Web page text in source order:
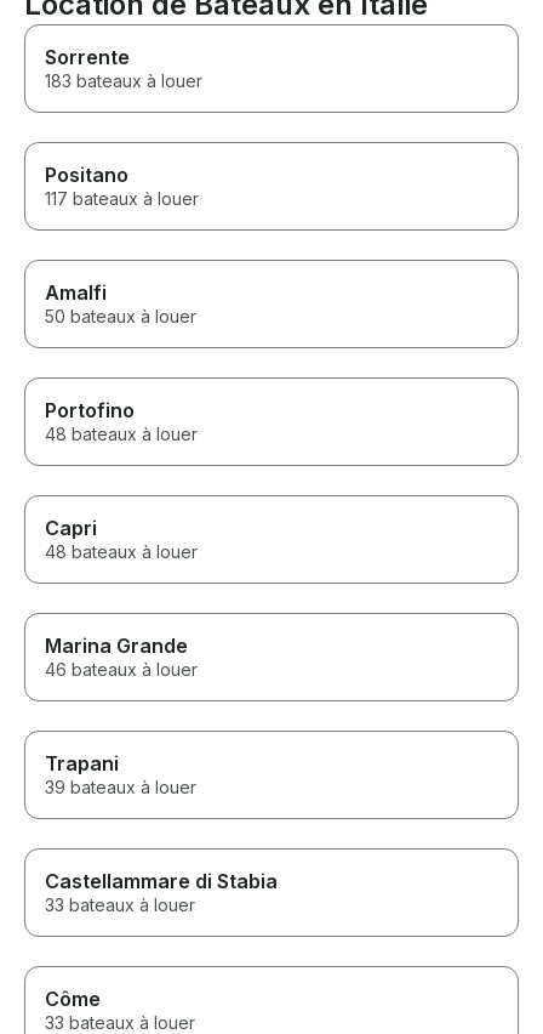
Sorrente
183 bateaux à louer
Positano
117 bateaux à louer
Amalfi
50 bateaux à louer
Portofino
48 bateaux à louer
Capri
48 bateaux à louer
Marina Grande
46 bateaux à louer
Trapani
39 bateaux à louer
Castellammare di Stabia
33 bateaux à louer
Côme
33 bateaux à louer